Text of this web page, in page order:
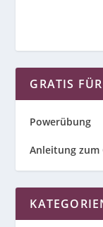
GRATIS
Powerübung
Anleitung zum